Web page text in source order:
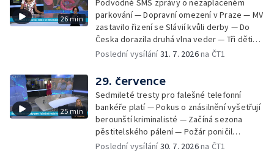
Teplicka, kterou policie dříve obvinila z
týrání koček — Péče o seniory jako brigáda
— Po pádu stromů prověří alej odborníci —
Tradiční neckyáda v Želivi na Pelhřimovsku —
Festival Hrady CZ poprvé na Hluboké
26 min
Podvodné SMS zprávy o nezaplaceném
parkování — Dopravní omezení v Praze — MV
zastavilo řizení se Slávií kvůli derby — Do
Česka dorazila druhá vlna veder — Tři děti
zůstali v rozpáleném autě — Problém s
mraženými potravinami v horku — Slavnostní
vyřazení absolventů Univerzity obrany —
Zájem o obytné vozy roste — Praha má
novou servisní loď — Vidická samoobslužná
prodejna si na provoz vydělá — U jezera
Most začíná festival Let It Roll — Vyvrcholil
bouřkový neboli jelení úplněk — Kanoistka
Poslední vysílání31. 7. 2026na ČT1
25 min
29. července
Sedmileté tresty pro falešné telefonní
bankéře platí — Pokus o znásilnění vyšetřují
berounští kriminalisté — Začíná sezona
pěstitelského pálení — Požár poničil
historickou vilu Marta v Písku — Končí Letní
Poslední vysílání30. 7. 2026na ČT1